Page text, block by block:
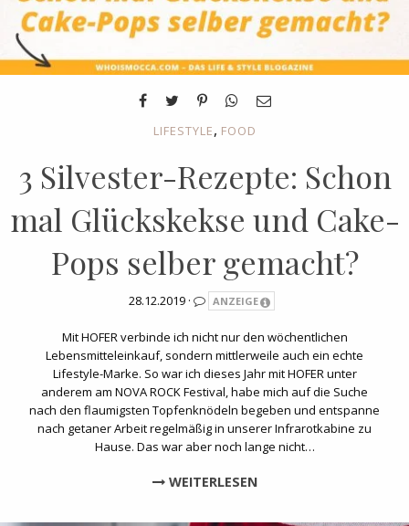
LIFESTYLE, FOOD
3 Silvester-Rezepte: Schon
mal Glückskekse und Cake-
Pops selber gemacht?
28.12.2019 · ANZEIGE
Mit HOFER verbinde ich nicht nur den wöchentlichen
Lebensmitteleinkauf, sondern mittlerweile auch ein echte
Lifestyle-Marke. So war ich dieses Jahr mit HOFER unter
anderem am NOVA ROCK Festival, habe mich auf die Suche
nach den flaumigsten Topfenknödeln begeben und entspanne
nach getaner Arbeit regelmäßig in unserer Infrarotkabine zu
Hause. Das war aber noch lange nicht…
WEITERLESEN